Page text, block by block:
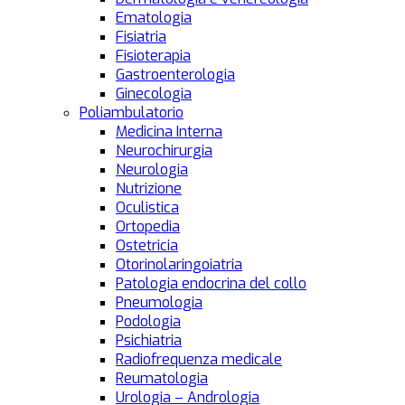
Ematologia
Fisiatria
Fisioterapia
Gastroenterologia
Ginecologia
Poliambulatorio
Medicina Interna
Neurochirurgia
Neurologia
Nutrizione
Oculistica
Ortopedia
Ostetricia
Otorinolaringoiatria
Patologia endocrina del collo
Pneumologia
Podologia
Psichiatria
Radiofrequenza medicale
Reumatologia
Urologia – Andrologia